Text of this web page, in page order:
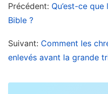
complètement les
sataniques sont
L’arrogance, la ruse, la
Précédent: Qu’est-ce
Bible ?
Suivant: Comment les
enlevés avant la grande